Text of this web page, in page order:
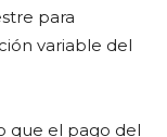
para
variable del
que el pago del